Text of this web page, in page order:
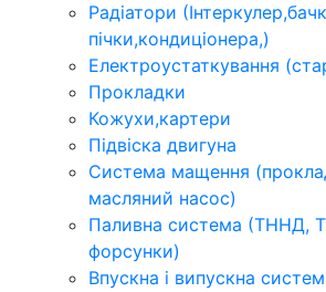
Радіатори
пічки,кондиціонера,)
Електроустаткування
Прокладки
Кожухи,картери
Підвіска двигуна
Система мащення
масляний насос)
Паливна система (ТННД,
форсунки)
Впускна і випускна